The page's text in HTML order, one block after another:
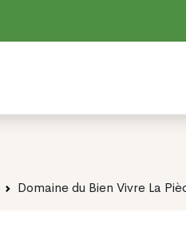
Domaine du Bien Vivre La